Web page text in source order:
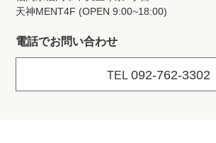
天神MENT4F (OPEN 9:00~18:00)
電話でお問い合わせ
TEL 092-762-3302